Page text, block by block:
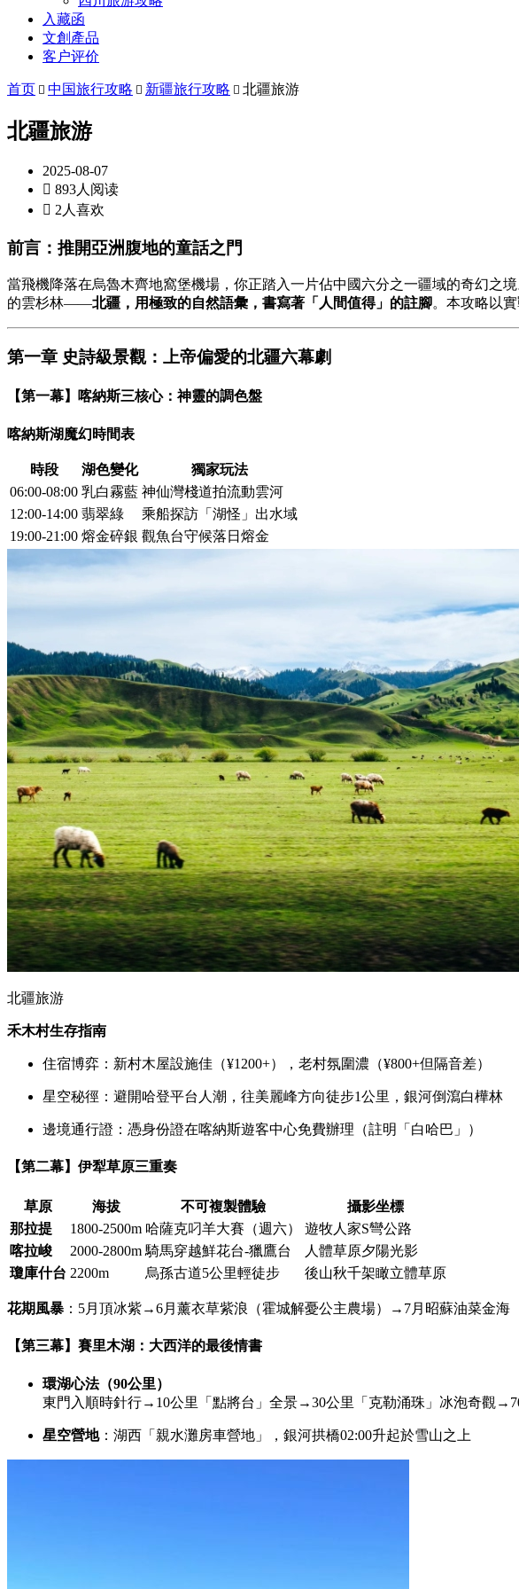
入藏函
文創產品
客户评价
首页  中国旅行攻略  新疆旅行攻略  北疆旅游
北疆旅游
2025-08-07
 893人阅读
 2人喜欢
前言：推開亞洲腹地的童話之門
當飛機降落在烏魯木齊地窩堡機場，你正踏入一片佔中國六分之一疆域的奇幻之
的雲杉林——北疆，用極致的自然語彙，書寫著「人間值得」的註腳。本攻略以
第一章 史詩級景觀：上帝偏愛的北疆六幕劇
【第一幕】喀納斯三核心：神靈的調色盤
喀納斯湖魔幻時間表
時段 湖色變化
獨家玩法
06:00-08:00 乳白霧藍 神仙灣棧道拍流動雲河
12:00-14:00 翡翠綠
乘船探訪「湖怪」出水域
19:00-21:00 熔金碎銀 觀魚台守候落日熔金
北疆旅游
禾木村生存指南
住宿博弈：新村木屋設施佳（¥1200+），老村氛圍濃（¥800+但隔音差）
星空秘徑：避開哈登平台人潮，往美麗峰方向徒步1公里，銀河倒瀉白樺林
邊境通行證：憑身份證在喀納斯遊客中心免費辦理（註明「白哈巴」）
【第二幕】伊犁草原三重奏
草原 海拔 不可複製體驗
攝影坐標
那拉提
1800-2500m 哈薩克叼羊大賽（週六）
遊牧人家S彎公路
喀拉峻
2000-2800m 騎馬穿越鮮花台-獵鷹台
人體草原夕陽光影
瓊庫什台 2200m 烏孫古道5公里輕徒步 後山秋千架瞰立體草原
花期風暴 ：5月頂冰紫→6月薰衣草紫浪（霍城解憂公主農場）→7月昭蘇油菜金海
【第三幕】賽里木湖：大西洋的最後情書
環湖心法（90公里）
東門入順時針行→10公里「點將台」全景→30公里「克勒涌珠」冰泡奇觀
星空營地：湖西「親水灘房車營地」，銀河拱橋02:00升起於雪山之上